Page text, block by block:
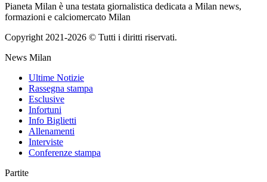
Pianeta Milan è una testata giornalistica dedicata a Milan news,
formazioni e calciomercato Milan
Copyright 2021-2026 © Tutti i diritti riservati.
News Milan
Ultime Notizie
Rassegna stampa
Esclusive
Infortuni
Info Biglietti
Allenamenti
Interviste
Conferenze stampa
Partite